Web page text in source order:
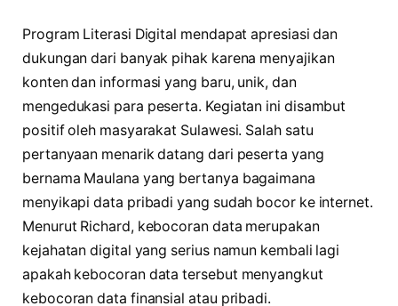
Program Literasi Digital mendapat apresiasi dan
dukungan dari banyak pihak karena menyajikan
konten dan informasi yang baru, unik, dan
mengedukasi para peserta. Kegiatan ini disambut
positif oleh masyarakat Sulawesi. Salah satu
pertanyaan menarik datang dari peserta yang
bernama Maulana yang bertanya bagaimana
menyikapi data pribadi yang sudah bocor ke internet.
Menurut Richard, kebocoran data merupakan
kejahatan digital yang serius namun kembali lagi
apakah kebocoran data tersebut menyangkut
kebocoran data finansial atau pribadi.